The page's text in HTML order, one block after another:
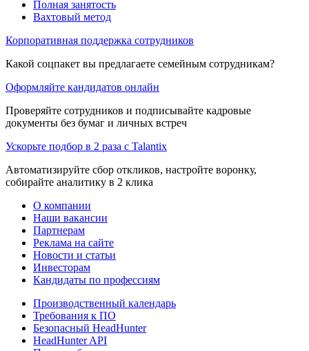
Полная занятость
Вахтовый метод
Корпоративная поддержка сотрудников
Какой соцпакет вы предлагаете семейным сотрудникам?
Оформляйте кандидатов онлайн
Проверяйте сотрудников и подписывайте кадровые
документы без бумаг и личных встреч
Ускорьте подбор в 2 раза с Talantix
Автоматизируйте сбор откликов, настройте воронку,
собирайте аналитику в 2 клика
О компании
Наши вакансии
Партнерам
Реклама на сайте
Новости и статьи
Инвесторам
Кандидаты по профессиям
Производственный календарь
Требования к ПО
Безопасный HeadHunter
HeadHunter API